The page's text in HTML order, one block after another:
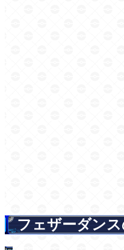
フェザーダン